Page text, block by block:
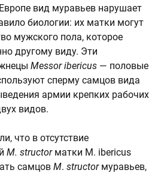
вид муравьев нарушает
биологии: их матки могут
мужского пола, которое
другому виду. Эти
Messor ibericus — половые
сперму самцов вида
армии крепких рабочих
видов.
что в отсутствие
M. structorматки M. ibericus
самцов M. structorмуравьев,